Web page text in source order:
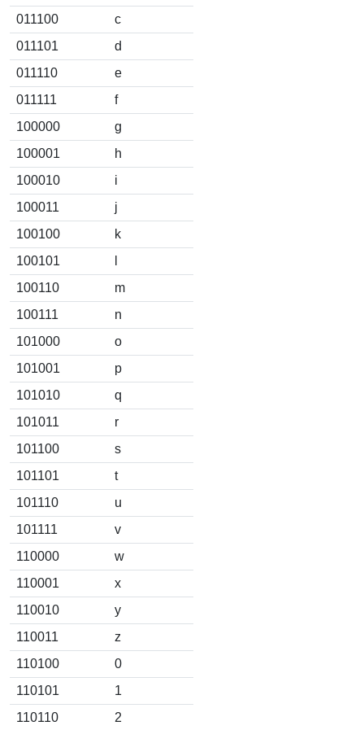
011100
c
011101
d
011110
e
011111
f
100000
g
100001
h
100010
i
100011
j
100100
k
100101
100110
m
100111
n
101000
o
101001
p
101010
q
101011
r
101100
s
101101
t
101110
u
101111
v
110000
w
110001
x
110010
y
110011
z
110100
0
110101
1
110110
2